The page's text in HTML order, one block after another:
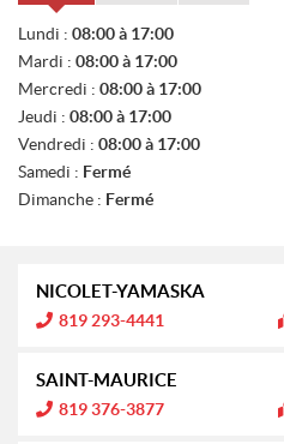
V
N
T
E
S
Lundi : 08:00 à 17:00
Mardi : 08:00 à 17:00
Mercredi : 08:00 à 17:00
Jeudi : 08:00 à 17:00
Vendredi : 08:00 à 17:00
Samedi : Fermé
Dimanche : Fermé
NICOLET-YAMASKA
I
n
o
r
m
a
819 293-4441
SAINT-MAURICE
I
n
819 376-3877